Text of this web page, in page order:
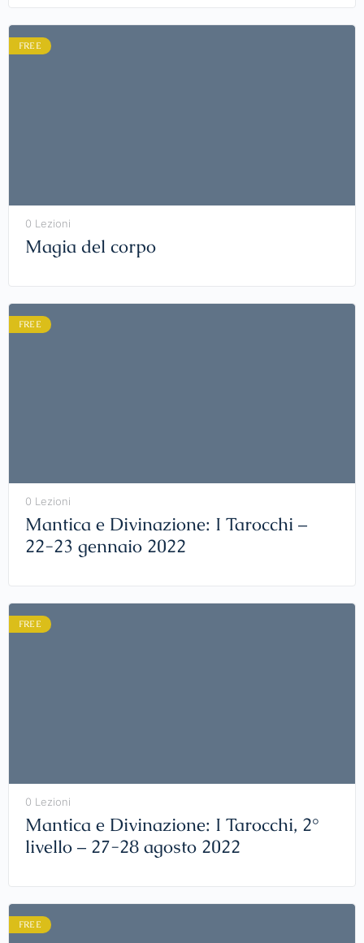
FREE
0 Lezioni
Magia del corpo
FREE
0 Lezioni
Mantica e Divinazione: I Tarocchi –
22-23 gennaio 2022
FREE
0 Lezioni
Mantica e Divinazione: I Tarocchi, 2°
livello – 27-28 agosto 2022
FREE